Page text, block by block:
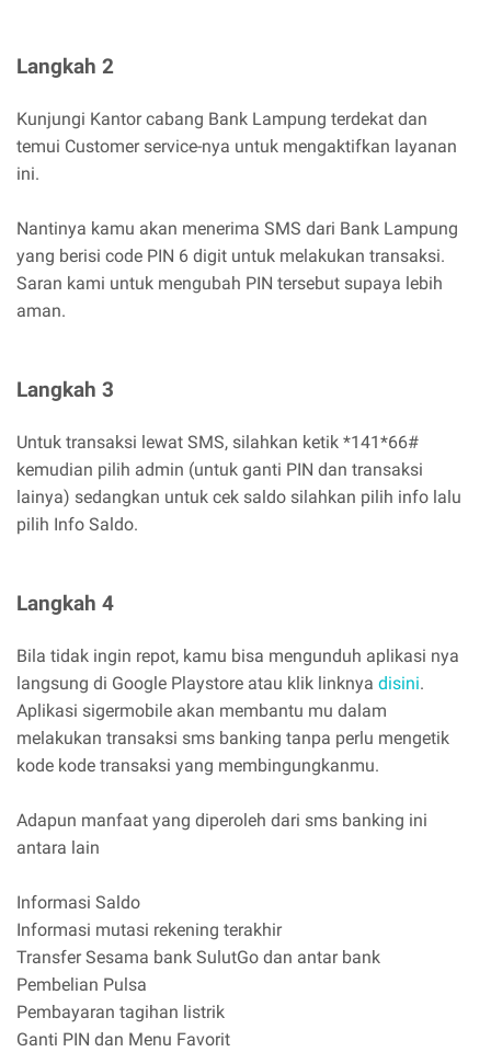
Langkah 2
Kunjungi Kantor cabang Bank Lampung terdekat dan
temui Customer service-nya untuk mengaktifkan layanan
ini.
Nantinya kamu akan menerima SMS dari Bank Lampung
yang berisi code PIN 6 digit untuk melakukan transaksi.
Saran kami untuk mengubah PIN tersebut supaya lebih
aman.
Langkah 3
Untuk transaksi lewat SMS, silahkan ketik *141*66#
kemudian pilih admin (untuk ganti PIN dan transaksi
lainya) sedangkan untuk cek saldo silahkan pilih info lalu
pilih Info Saldo.
Langkah 4
Bila tidak ingin repot, kamu bisa mengunduh aplikasi nya
langsung di Google Playstore atau klik linknya disini.
Aplikasi sigermobile akan membantu mu dalam
melakukan transaksi sms banking tanpa perlu mengetik
kode kode transaksi yang membingungkanmu.
Adapun manfaat yang diperoleh dari sms banking ini
antara lain
Informasi Saldo
Informasi mutasi rekening terakhir
Transfer Sesama bank SulutGo dan antar bank
Pembelian Pulsa
Pembayaran tagihan listrik
Ganti PIN dan Menu Favorit